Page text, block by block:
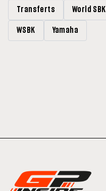
Transferts World SBK
WSBK Yamaha